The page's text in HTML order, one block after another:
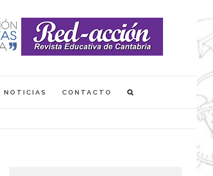
NOTICIAS CONTACTO